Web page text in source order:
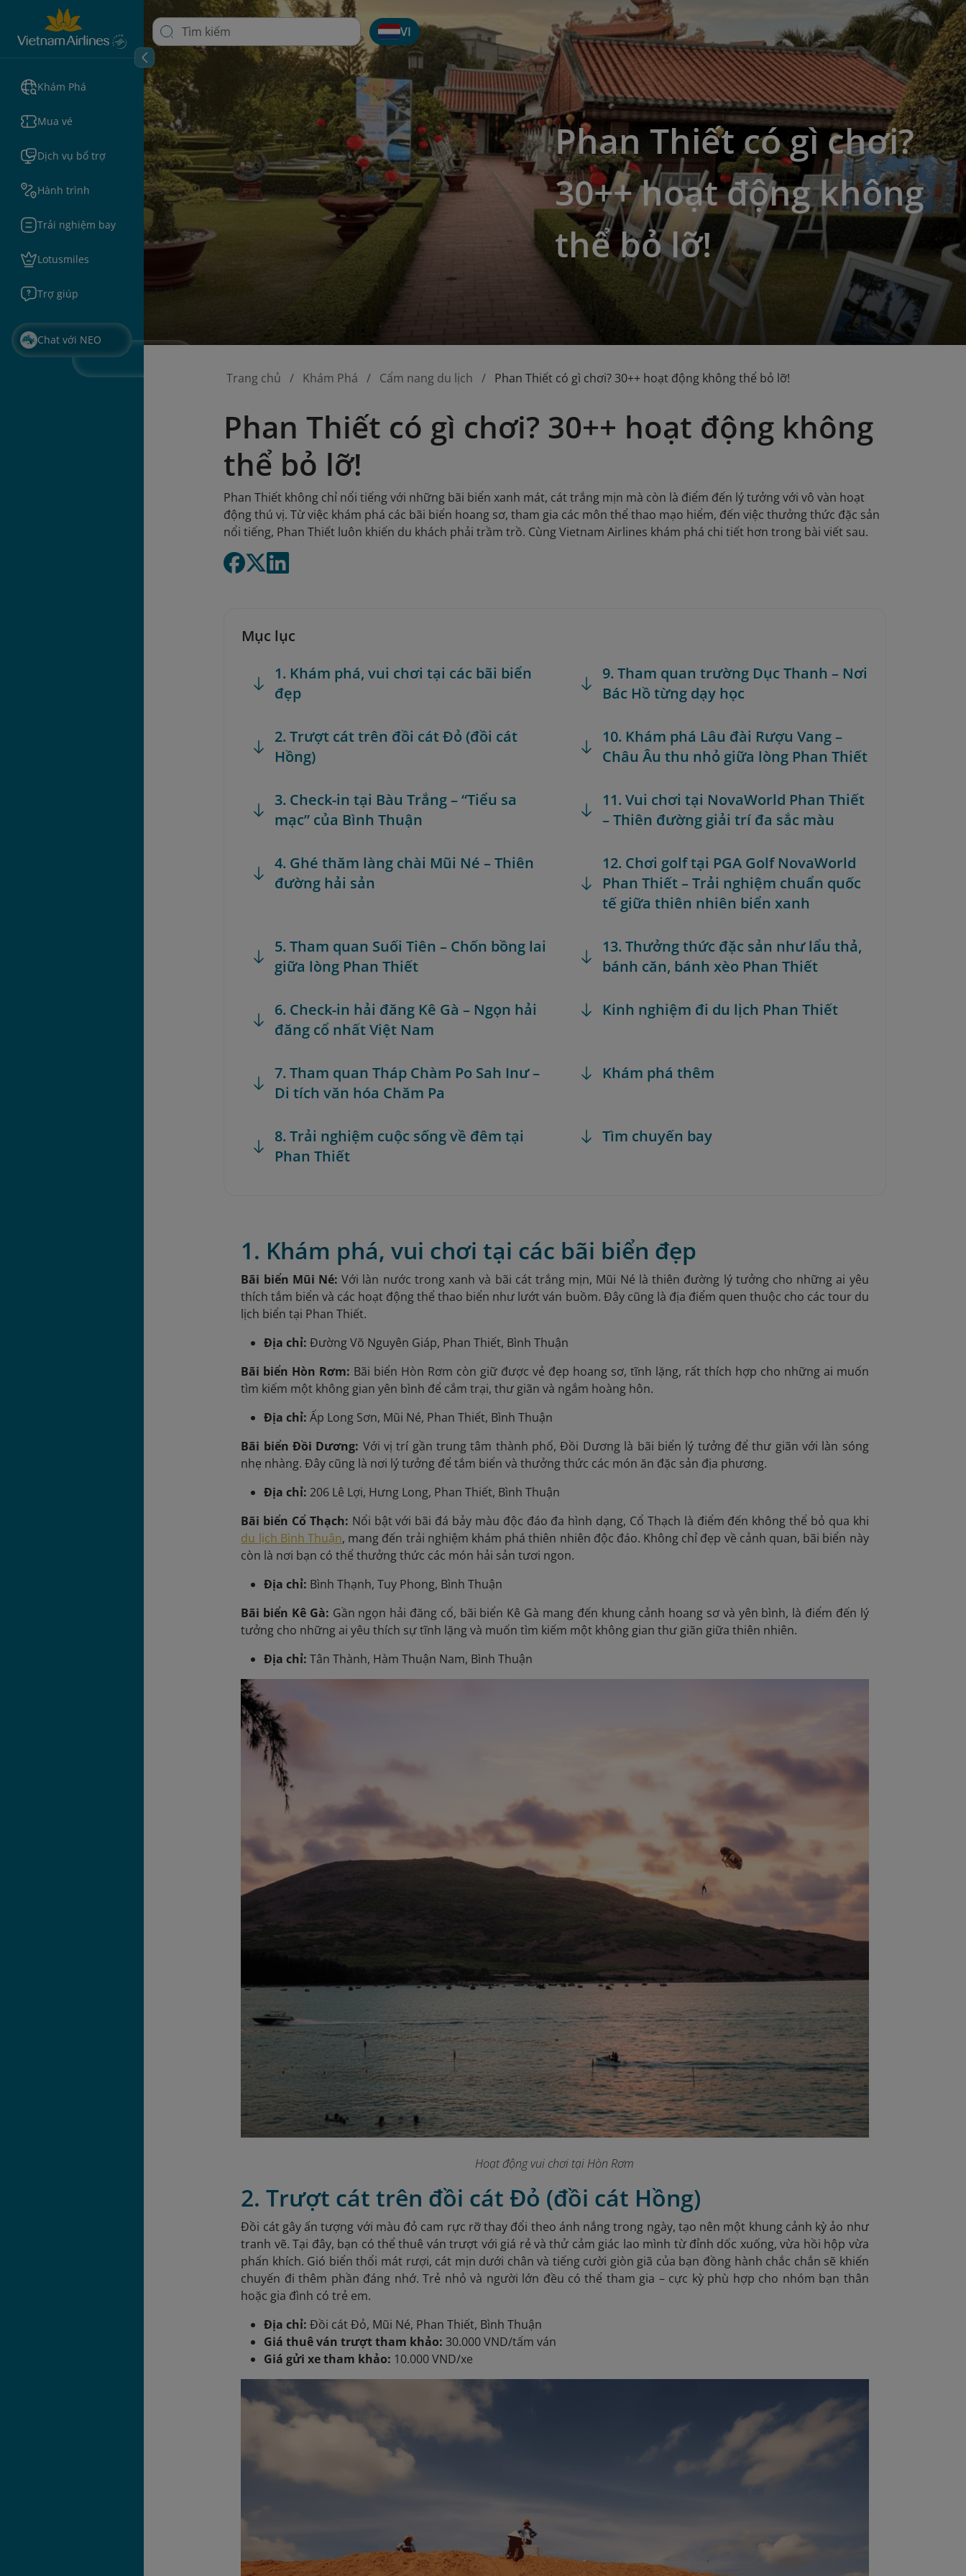
Khám Phá
Mua vé
Dịch vụ bổ trợ
Hành trình
Trải nghiệm bay
Lotusmiles
Trợ giúp
Chat với NEO
VI
Phan Thiết có gì chơi?
30++ hoạt động không
thể bỏ lỡ!
Trang chủ Khám Phá Cẩm nang du lịch Phan Thiết có gì chơi? 30++ hoạt động không thể bỏ lỡ!
Phan Thiết có gì chơi? 30++ hoạt động không
thể bỏ lỡ!
Phan Thiết không chỉ nổi tiếng với những bãi biển xanh mát, cát trắng mịn mà còn là điểm đến lý tưởng với vô vàn hoạt
động thú vị. Từ việc khám phá các bãi biển hoang sơ, tham gia các môn thể thao mạo hiểm, đến việc thưởng thức đặc sản
nổi tiếng, Phan Thiết luôn khiến du khách phải trầm trồ. Cùng Vietnam Airlines khám phá chi tiết hơn trong bài viết sau.
Mục lục
1. Khám phá, vui chơi tại các bãi biển
đẹp
2. Trượt cát trên đồi cát Đỏ (đồi cát
Hồng)
3. Check-in tại Bàu Trắng – “Tiểu sa
mạc” của Bình Thuận
4. Ghé thăm làng chài Mũi Né – Thiên
đường hải sản
5. Tham quan Suối Tiên – Chốn bồng lai
giữa lòng Phan Thiết
6. Check-in hải đăng Kê Gà – Ngọn hải
đăng cổ nhất Việt Nam
7. Tham quan Tháp Chàm Po Sah Inư –
Di tích văn hóa Chăm Pa
8. Trải nghiệm cuộc sống về đêm tại
Phan Thiết
9. Tham quan trường Dục Thanh – Nơi
Bác Hồ từng dạy học
10. Khám phá Lâu đài Rượu Vang –
Châu Âu thu nhỏ giữa lòng Phan Thiết
11. Vui chơi tại NovaWorld Phan Thiết
– Thiên đường giải trí đa sắc màu
12. Chơi golf tại PGA Golf NovaWorld
Phan Thiết – Trải nghiệm chuẩn quốc
tế giữa thiên nhiên biển xanh
13. Thưởng thức đặc sản như lẩu thả,
bánh căn, bánh xèo Phan Thiết
Kinh nghiệm đi du lịch Phan Thiết
Khám phá thêm
Tìm chuyến bay
1. Khám phá, vui chơi tại các bãi biển đẹp
Bãi biển Mũi Né:Với làn nước trong xanh và bãi cát trắng mịn, Mũi Né là thiên đường lý tưởng cho những ai yêu
thích tắm biển và các hoạt động thể thao biển như lướt ván buồm. Đây cũng là địa điểm quen thuộc cho các tour du
lịch biển tại Phan Thiết.
Địa chỉ: Đường Võ Nguyên Giáp, Phan Thiết, Bình Thuận
Bãi biển Hòn Rơm: Bãi biển Hòn Rơm còn giữ được vẻ đẹp hoang sơ, tĩnh lặng, rất thích hợp cho những ai muốn
tìm kiếm một không gian yên bình để cắm trại, thư giãn và ngắm hoàng hôn.
Địa chỉ: Ấp Long Sơn, Mũi Né, Phan Thiết, Bình Thuận
Bãi biển Đồi Dương: Với vị trí gần trung tâm thành phố, Đồi Dương là bãi biển lý tưởng để thư giãn với làn sóng
nhẹ nhàng. Đây cũng là nơi lý tưởng để tắm biển và thưởng thức các món ăn đặc sản địa phương.
Địa chỉ: 206 Lê Lợi, Hưng Long, Phan Thiết, Bình Thuận
Bãi biển Cổ Thạch: Nổi bật với bãi đá bảy màu độc đáo đa hình dạng, Cổ Thạch là điểm đến không thể bỏ qua khi
du lịch Bình Thuận, mang đến trải nghiệm khám phá thiên nhiên độc đáo. Không chỉ đẹp về cảnh quan, bãi biển này
còn là nơi bạn có thể thưởng thức các món hải sản tươi ngon.
Địa chỉ: Bình Thạnh, Tuy Phong, Bình Thuận
Bãi biển Kê Gà: Gần ngọn hải đăng cổ, bãi biển Kê Gà mang đến khung cảnh hoang sơ và yên bình, là điểm đến lý
tưởng cho những ai yêu thích sự tĩnh lặng và muốn tìm kiếm một không gian thư giãn giữa thiên nhiên.
Địa chỉ: Tân Thành, Hàm Thuận Nam, Bình Thuận
Hoạt động vui chơi tại Hòn Rơm
2. Trượt cát trên đồi cát Đỏ (đồi cát Hồng)
Đồi cát gây ấn tượng với màu đỏ cam rực rỡ thay đổi theo ánh nắng trong ngày, tạo nên một khung cảnh kỳ ảo như
tranh vẽ. Tại đây, bạn có thể thuê ván trượt với giá rẻ và thử cảm giác lao mình từ đỉnh dốc xuống,vừa hồi hộp vừa
phấn khích. Gió biển thổi mát rượi, cát mịn dưới chân và tiếng cười giòn giã của bạn đồng hành chắc chắn sẽ khiến
chuyến đi thêm phần đáng nhớ. Trẻ nhỏ và người lớn đều có thể tham gia – cực kỳ phù hợp cho nhóm bạn thân
hoặc gia đình có trẻ em.
Địa chỉ: Đồi cát Đỏ, Mũi Né, Phan Thiết, Bình Thuận
Giá thuê ván trượt tham khảo: 30.000 VND/tấm ván
Giá gửi xe tham khảo: 10.000 VND/xe